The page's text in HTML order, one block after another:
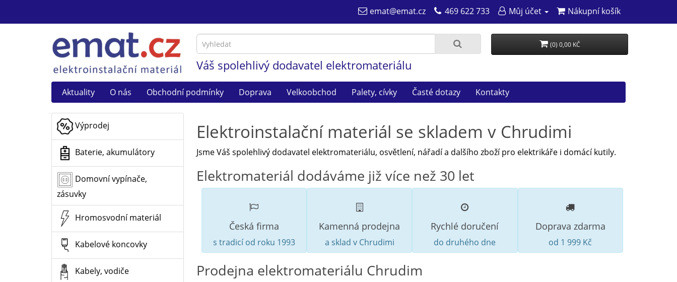
emat@emat.cz 469 622 733 Můj účet Nákupní košík
Váš spolehlivý dodavatel elektromateriálu
(0) 0,00 KČ
Aktuality O nás Obchodní podmínky Doprava Velkoobchod Palety, cívky Časté dotazy Kontakty
Výprodej
Baterie, akumulátory
Domovní vypínače,
zásuvky
Hromosvodní materiál
Kabelové koncovky
Kabely, vodiče
Elektroinstalační materiál se skladem v Chrudimi
Jsme Váš spolehlivý dodavatel elektromateriálu, osvětlení, nářadí a dalšího zboží pro elektrikáře i domácí kutily.
Elektromateriál dodáváme již více než 30 let
Česká firma
s tradicí od roku 1993
Kamenná prodejna
a sklad v Chrudimi
Rychlé doručení
do druhého dne
Doprava zdarma
od 1 999 Kč
Prodejna elektromateriálu Chrudim